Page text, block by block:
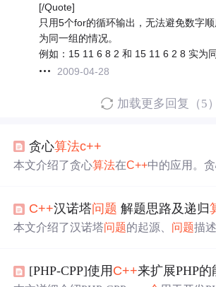
[/Quote]
只用5个for的循环输出，无法避免数字
为同一组的情况。
例如：15 11 6 8 2 和 15 11 6 2 8 实为
2009-04-28
加载更多回复（5）
贪心算法c++
本文介绍了贪心算法在C++中的应用。
给出实例分析、代码实现技巧、优化方
错误及解决办法，使用时需注意多方面问
C++汉诺塔问题 解题思路及递归
本文介绍了汉诺塔问题的起源、 问题描
码。最后，强调了将复杂问题 简单化是
[PHP-CPP]使用 C++来扩展PHP的